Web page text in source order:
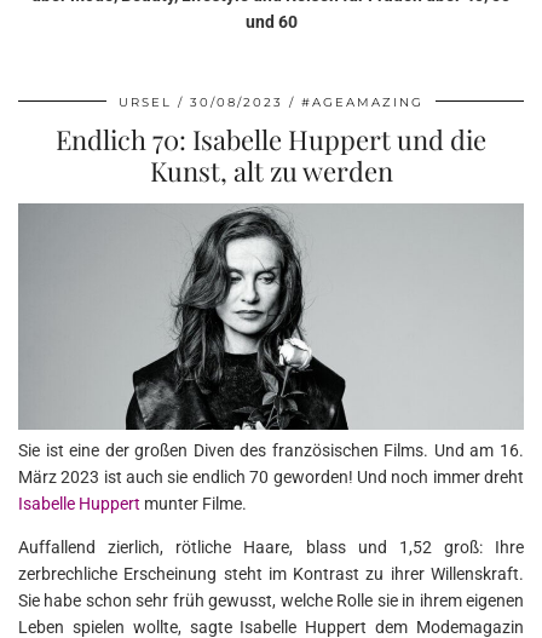
und 60
URSEL 30/08/2023 #AGEAMAZING
Endlich 70: Isabelle Huppert und die
Kunst, alt zu werden
Sie ist eine der großen Diven des französischen Films. Und am 16.
März 2023 ist auch sie endlich 70 geworden! Und noch immer dreht
Isabelle Huppert munter Filme.
Auffallend zierlich, rötliche Haare, blass und 1,52 groß: Ihre
zerbrechliche Erscheinung steht im Kontrast zu ihrer Willenskraft.
Sie habe schon sehr früh gewusst, welche Rolle sie in ihrem eigenen
Leben spielen wollte, sagte Isabelle Huppert dem Modemagazin